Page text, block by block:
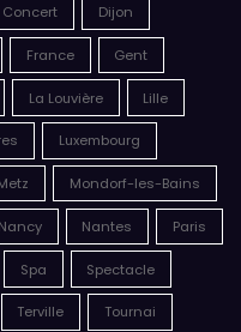
Belgique Bruxelles
Concert Dijon
France Gent
La Louvière Lille